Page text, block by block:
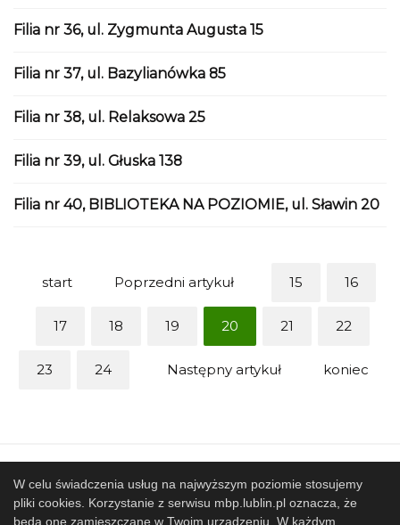
Filia nr 36, ul. Zygmunta Augusta 15
Filia nr 37, ul. Bazylianówka 85
Filia nr 38, ul. Relaksowa 25
Filia nr 39, ul. Głuska 138
Filia nr 40, BIBLIOTEKA NA POZIOMIE, ul. Sławin 20
start Poprzedni artykuł 15 16
17 18 19 20 21 22
23 24 Następny artykuł koniec
Współpracujemy
W celu świadczenia usług na najwyższym poziomie stosujemy
pliki cookies. Korzystanie z serwisu mbp.lublin.pl oznacza, że
będą one zamieszczane w Twoim urządzeniu. W każdym